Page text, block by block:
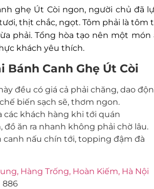
ghẹ Út Còi ngon, người chủ đã
thịt chắc, ngọt. Tôm phải là tôm
phải. Tổng hòa tạo nên một
khách yêu thích.
Canh Ghẹ Út Còi
đều có giá cả phải chăng, dao
biến sạch sẽ, thơm ngon.
các khách hàng khi tới quán
đồ ăn ra nhanh không phải chờ lâu.
nấu chín tới, topping đậm đà
Hàng Trống, Hoàn Kiếm, Hà Nội
886